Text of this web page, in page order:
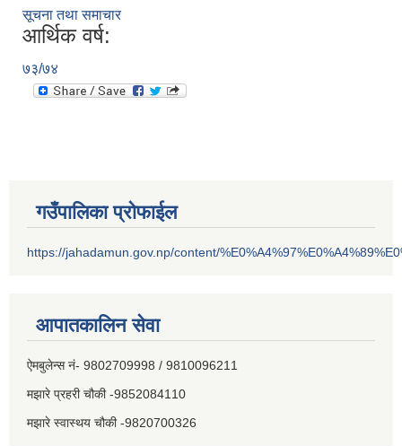
सूचना तथा समाचार
आर्थिक वर्ष:
७३/७४
गउँपालिका प्रोफाईल
https://jahadamun.gov.np/content/
आपातकालिन सेवा
ऐमबुलेन्स नं- 9802709998 / 9810096211
मझारे प्रहरी चौकी -9852084110
मझारे स्वास्थय चौकी -9820700326